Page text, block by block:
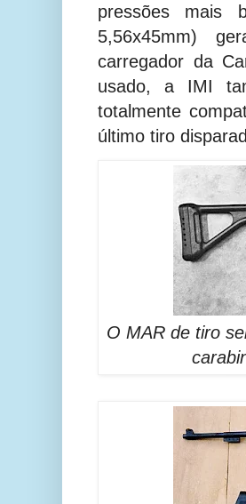
pressões mais
5,56x45mm)
carregador da
usado, a IMI
totalmente
último tiro
O MAR de tiro